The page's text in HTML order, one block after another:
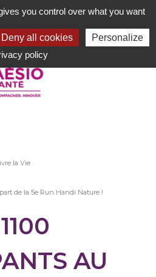
la Vie
de la 5e Run Handi Nature !
AU
you control over what you want
Deny all cookies
Personalize
policy